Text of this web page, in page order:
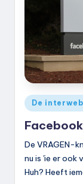
Geplaatst
in
De
De VRAGEN-
nu is 'ie er
Huh? Heeft